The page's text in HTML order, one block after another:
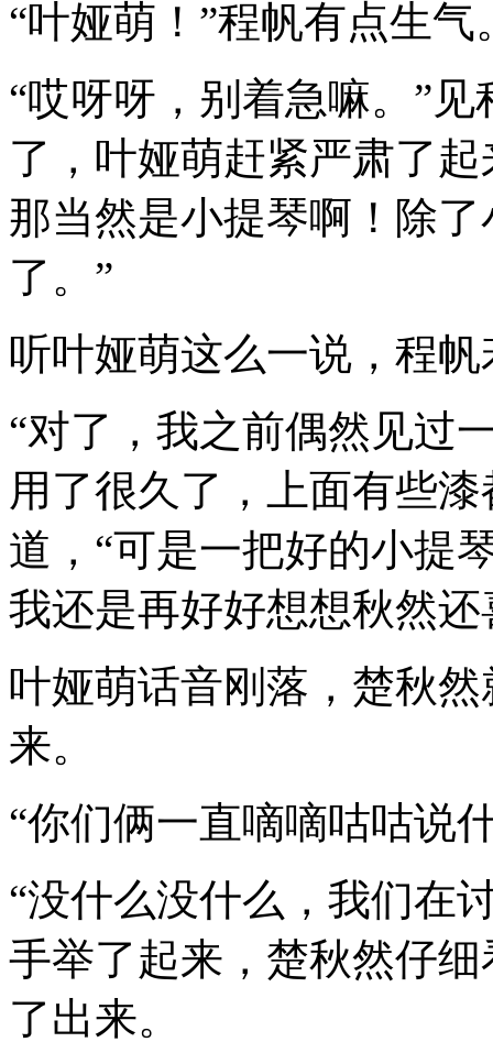
“叶娅萌！”程帆有点生气
“哎呀呀，别着急嘛。”
了，叶娅萌赶紧严肃了
那当然是小提琴啊！除
了。”
听叶娅萌这么一说，程
“对了，我之前偶然见过
用了很久了，上面有些
道，“可是一把好的小提
我还是再好好想想秋然
叶娅萌话音刚落，楚秋
来。
“你们俩一直嘀嘀咕咕说
“没什么没什么，我们在
手举了起来，楚秋然仔
了出来。